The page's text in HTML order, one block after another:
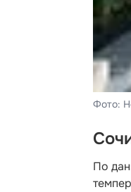
Фото:
По